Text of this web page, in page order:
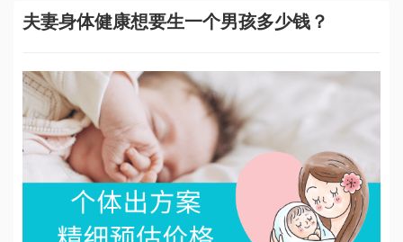
夫妻身体健康想要生一个男孩多少钱？